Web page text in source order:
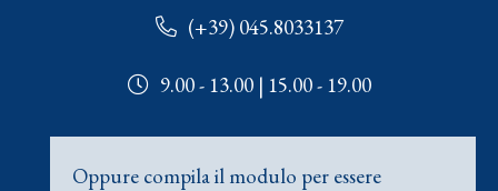
(+39) 045.8033137
9.00 - 13.00 | 15.00 - 19.00
Oppure compila il modulo per essere